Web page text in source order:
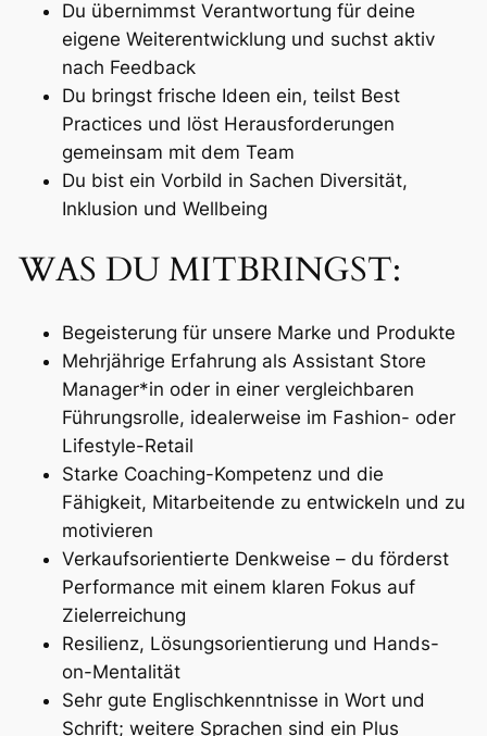
Du übernimmst Verantwortung für deine
eigene Weiterentwicklung und suchst aktiv
nach Feedback
Du bringst frische Ideen ein, teilst Best
Practices und löst Herausforderungen
gemeinsam mit dem Team
Du bist ein Vorbild in Sachen Diversität,
Inklusion und Wellbeing
WAS DU MITBRINGST:
Begeisterung für unsere Marke und Produkte
Mehrjährige Erfahrung als Assistant Store
Manager*in oder in einer vergleichbaren
Führungsrolle, idealerweise im Fashion- oder
Lifestyle-Retail
Starke Coaching-Kompetenz und die
Fähigkeit, Mitarbeitende zu entwickeln und zu
motivieren
Verkaufsorientierte Denkweise – du förderst
Performance mit einem klaren Fokus auf
Zielerreichung
Resilienz, Lösungsorientierung und Hands-
on-Mentalität
Sehr gute Englischkenntnisse in Wort und
Schrift; weitere Sprachen sind ein Plus